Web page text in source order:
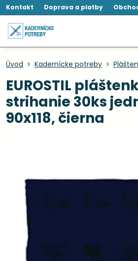
Kontakt Doprava a platby
Úvod Kadernícke potreby
EUROSTIL
strihanie 30ks
90x118, čierna